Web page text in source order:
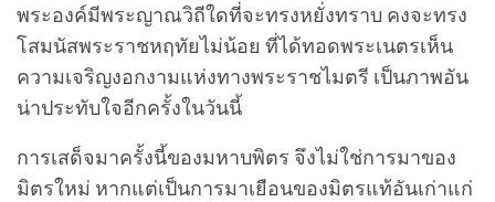
พระองค์มีพระญาณวิถีใดที่จะทรงหยั่งทราบ คงจะทรง
โสมนัสพระราชหฤทัยไม่น้อย ที่ได้ทอดพระเนตรเห็น
ความเจริญงอกงามแห่งทางพระราชไมตรี เป็นภาพอัน
น่าประทับใจอีกครั้งในวันนี้
การเสด็จมาครั้งนี้ของมหาบพิตร จึงไม่ใช่การมาของ
มิตรใหม่ หากแต่เป็นการมาเยือนของมิตรแท้อันเก่าแก่